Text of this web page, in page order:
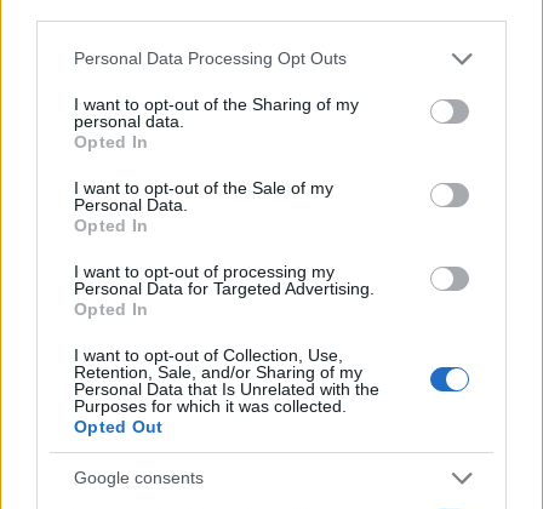
Please note that this website/app uses one or more Google
not limited to your visit or usage behaviour. You may click to
grant or deny consent to Google and its third-party tags to
use your data for below specified purposes in below Google
consent section.
Personal Data Processing Opt Outs
I want to opt-out of the Sharing of my
personal data.
Opted In
I want to opt-out of the Sale of my
Personal Data.
Opted In
I want to opt-out of processing my
Personal Data for Targeted Advertising.
Opted In
I want to opt-out of Collection, Use,
Retention, Sale, and/or Sharing of my
Personal Data that Is Unrelated with the
Purposes for which it was collected.
Opted Out
Google consents
Andrea Innocenti · 5 Ago 2026